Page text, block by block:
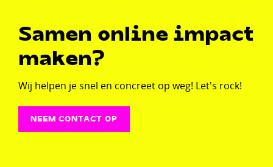
Samen online impact
maken?
Wij helpen je snel en concreet op weg! Let's rock!
NEEM CONTACT OP